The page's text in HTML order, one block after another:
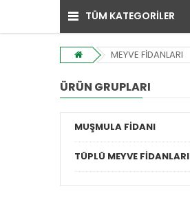
TÜM KATEGORİLER
MEYVE FİDANLARI
ÜRÜN GRUPLARI
MUŞMULA FİDANI
TÜPLÜ MEYVE FİDANLARI